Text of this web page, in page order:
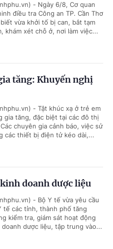
- Ngày 6/8, Cơ quan
điều tra Công an TP. Cần Thơ
vừa khởi tố bị can, bắt tạm
khám xét chỗ ở, nơi làm việc...
tăng: Khuyến nghị
- Tật khúc xạ ở trẻ em
gia tăng, đặc biệt tại các đô thị
chuyên gia cảnh báo, việc sử
các thiết bị điện tử kéo dài,...
doanh dược liệu
- Bộ Y tế vừa yêu cầu
tế các tỉnh, thành phố tăng
kiểm tra, giám sát hoạt động
doanh dược liệu, tập trung vào...